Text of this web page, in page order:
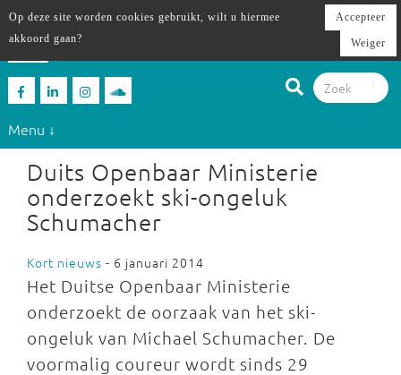
Menu ↓
Duits Openbaar Ministerie
onderzoekt ski-ongeluk
Schumacher
Kort nieuws - 6 januari 2014
Het Duitse Openbaar Ministerie
onderzoekt de oorzaak van het ski-
ongeluk van Michael Schumacher. De
voormalig coureur wordt sinds 29
Op deze site worden cookies gebruikt, wilt u hiermee
akkoord gaan?
Accepteer
Weiger